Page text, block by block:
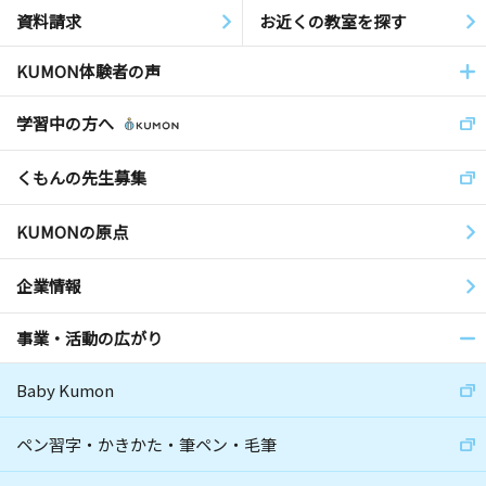
資料請求 お近くの教室を探す
KUMON体験者の声
学習中の方へ
くもんの先生募集
KUMONの原点
企業情報
事業・活動の広がり
Baby Kumon
ペン習字・かきかた・筆ペン・毛筆